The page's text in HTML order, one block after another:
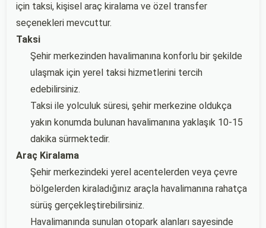
için taksi, kişisel araç kiralama ve özel transfer
seçenekleri mevcuttur.
Taksi
Şehir merkezinden havalimanına konforlu bir şekilde
ulaşmak için yerel taksi hizmetlerini tercih
edebilirsiniz.
Taksi ile yolculuk süresi, şehir merkezine oldukça
yakın konumda bulunan havalimanına yaklaşık 10-15
dakika sürmektedir.
Araç Kiralama
Şehir merkezindeki yerel acentelerden veya çevre
bölgelerden kiraladığınız araçla havalimanına rahatça
sürüş gerçekleştirebilirsiniz.
Havalimanında sunulan otopark alanları sayesinde